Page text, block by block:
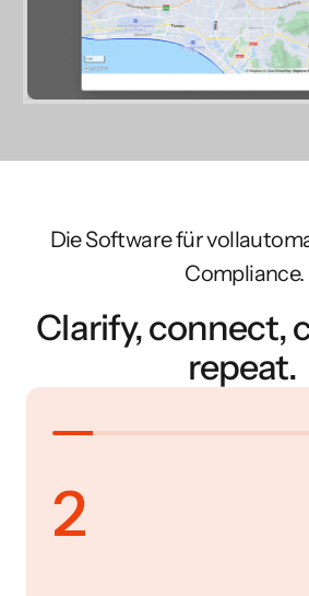
Die Software für
Compliance.
Clarify, connect,
repeat.
2